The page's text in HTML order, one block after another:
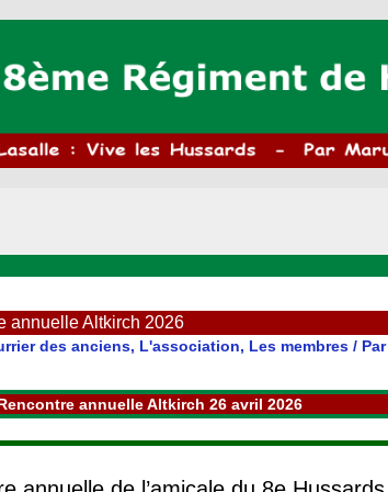
annuelle Altkirch 2026
des anciens, L'association, Les membres/ Par
annuelle Altkirch 26 avril 2026